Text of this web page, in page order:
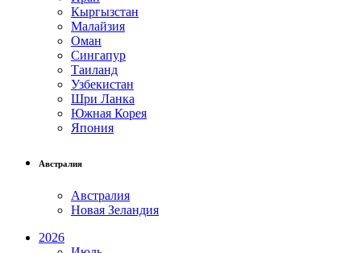
Кыргызстан
Малайзия
Оман
Сингапур
Таиланд
Узбекистан
Шри Ланка
Южная Корея
Япония
Австралия
Австралия
Новая Зеландия
2026